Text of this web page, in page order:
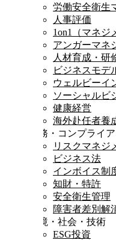
労働安全衛生
人事評価
1on1（マネジ
アンガーマネ
人材育成・研
ビジネスモデ
ウェルビーイ
ソーシャルビ
健康経営
海外赴任者養
法務・コンプライ
リスクマネジ
ビジネス法
インボイス制
知財・特許
安全衛生管理
障害者差別解
環境・社会・技術
ESG投資